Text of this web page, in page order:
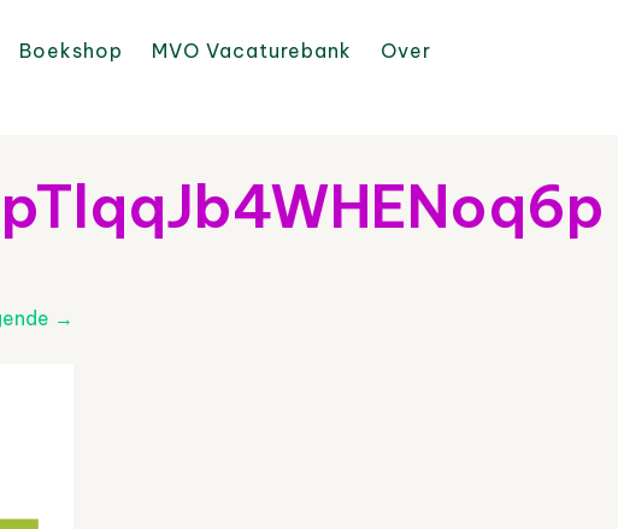
Boekshop MVO Vacaturebank
Over
→